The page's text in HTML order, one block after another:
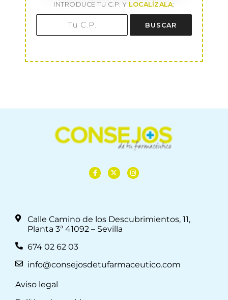
INTRODUCE TU C.P. Y LOCALÍZALA:
BUSCAR
Calle Camino de los Descubrimientos, 11,
Planta 3ª 41092 – Sevilla
674 02 62 03
info@consejosdetufarmaceutico.com
Aviso legal